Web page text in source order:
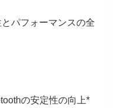
とパフォーマンスの全
の安定性の向上*